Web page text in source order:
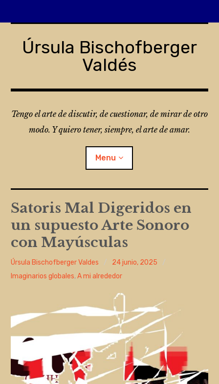
contentÚrsula Bischofberger
Valdés
Tengo el arte de discutir, de cuestionar, de mirar de otro
modo. Y quiero tener, siempre, el arte de amar.
Menu
¿Qué es Folio?
Entrada de incidencias o sugerencias
Satoris Mal Digeridos en
un supuesto Arte Sonoro
con Mayúsculas
Úrsula Bischofberger Valdes
24 junio, 2025
Imaginarios globales,A mi alrededor